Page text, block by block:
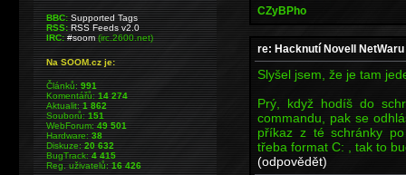
CZyBPho
re: Hacknutí Novell
Slyšel jsem, že je tam
Prý, když hodíš do
commandu, pak se
příkaz z té schránky
třeba format C: , tak to
(odpovědět)
BBC: Supported Tags
RSS: RSS Feeds v2.0
IRC: #soom(irc.2600.net)
Na SOOM.cz je:
Článků:991
Komentářů:14 274
Aktualit:1 862
Souborů:151
WebForum:49 501
Hardware:38
Diskuze:20 632
BugTrack:4 415
Reg. uživatelů:16 426